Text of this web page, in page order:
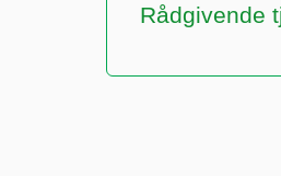
Rådgivende